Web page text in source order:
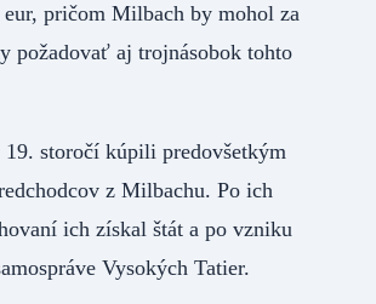
eur, pričom Milbach by mohol za
požadovať aj trojnásobok tohto
19. storočí kúpili predovšetkým
z Milbachu. Po ich
ich získal štát a po vzniku
Vysokých Tatier.